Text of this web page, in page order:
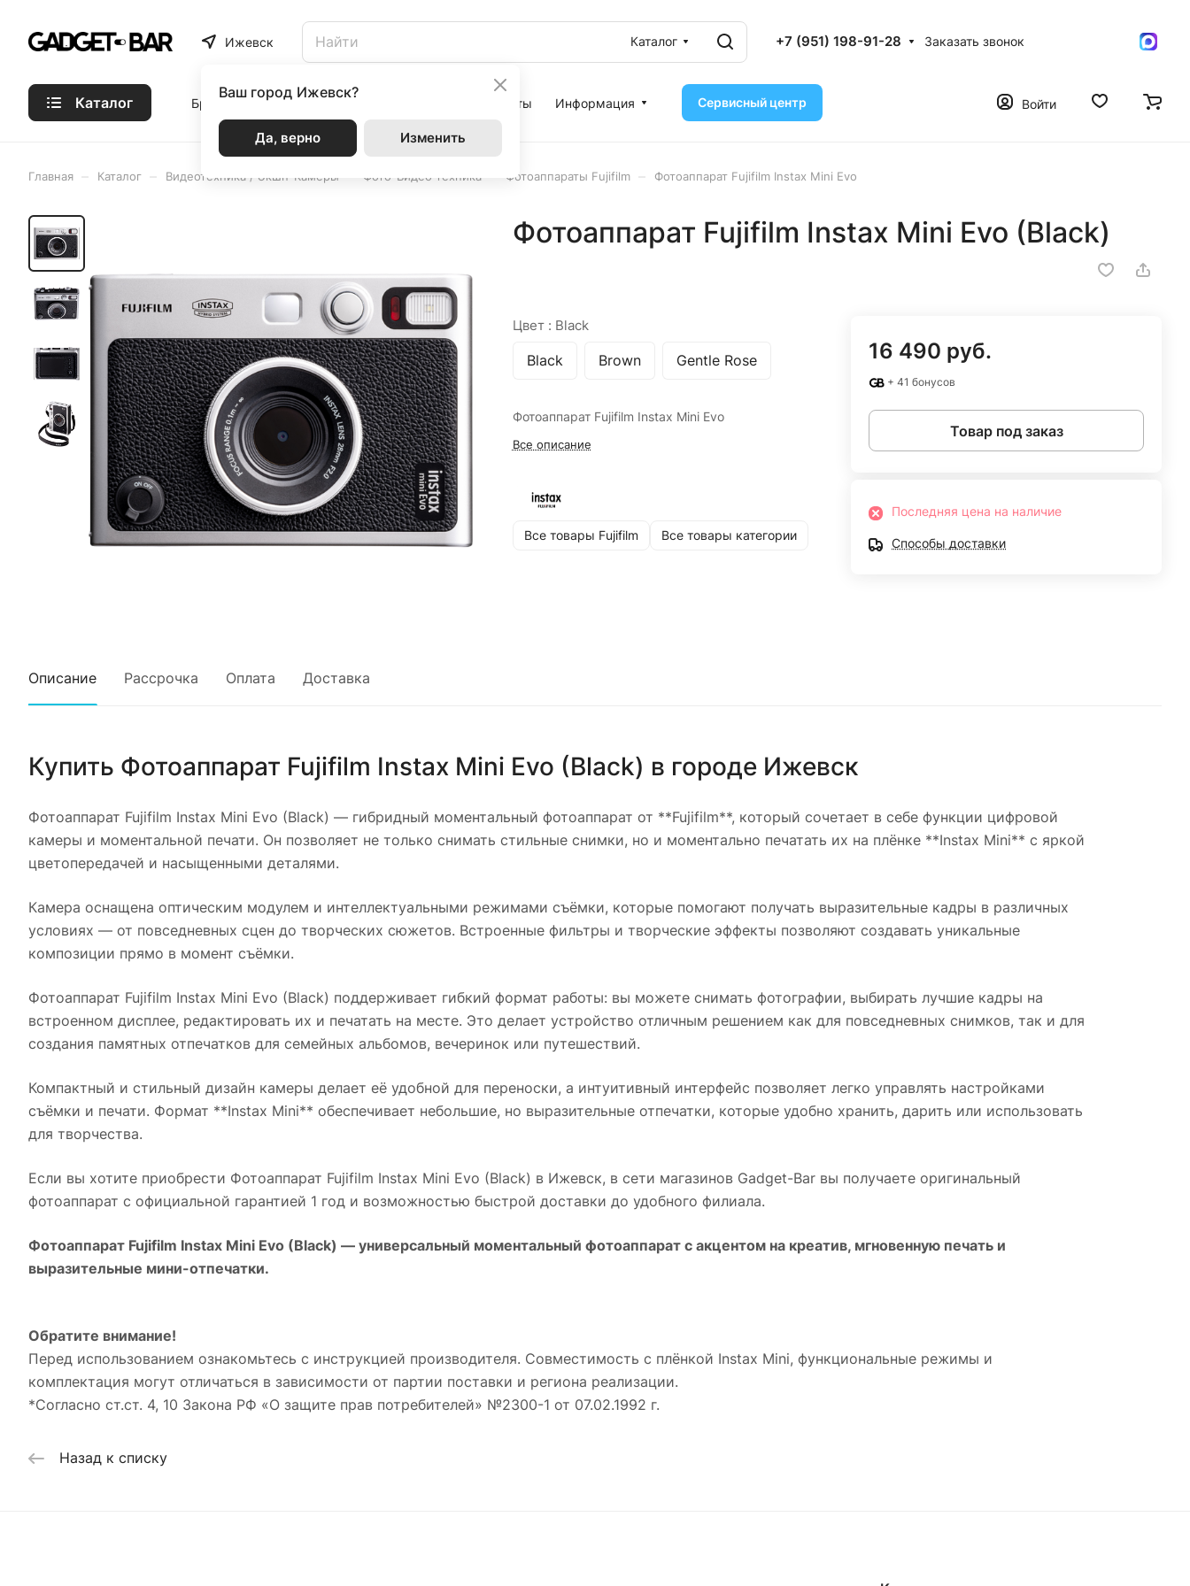
Ижевск
Ваш город Ижевск?
Да, верно Изменить
Каталог +7 (951) 198-91-28 Заказать звонок
Каталог Бренды Статьи Акции Контакты Информация Сервисный центр Войти
Главная Каталог Видеотехника / Экшн-Камеры Фото-Видео техника Фотоаппараты Fujifilm Фотоаппарат Fujifilm Instax Mini Evo
Фотоаппарат Fujifilm Instax Mini Evo (Black)
Цвет : Black
Black Brown Gentle Rose
Фотоаппарат Fujifilm Instax Mini Evo
Все описание
Все товары Fujifilm Все товары категории
16 490 руб.
+ 41 бонусов
Товар под заказ
Последняя цена на наличие
Способы доставки
Описание Рассрочка Оплата Доставка
Купить Фотоаппарат Fujifilm Instax Mini Evo (Black) в городе Ижевск
Фотоаппарат Fujifilm Instax Mini Evo (Black) — гибридный моментальный фотоаппарат от **Fujifilm**, который сочетает в себе функции цифровой
камеры и моментальной печати. Он позволяет не только снимать стильные снимки, но и моментально печатать их на плёнке **Instax Mini** с яркой
цветопередачей и насыщенными деталями.
Камера оснащена оптическим модулем и интеллектуальными режимами съёмки, которые помогают получать выразительные кадры в различных
условиях — от повседневных сцен до творческих сюжетов. Встроенные фильтры и творческие эффекты позволяют создавать уникальные
композиции прямо в момент съёмки.
Фотоаппарат Fujifilm Instax Mini Evo (Black) поддерживает гибкий формат работы: вы можете снимать фотографии, выбирать лучшие кадры на
встроенном дисплее, редактировать их и печатать на месте. Это делает устройство отличным решением как для повседневных снимков, так и для
создания памятных отпечатков для семейных альбомов, вечеринок или путешествий.
Компактный и стильный дизайн камеры делает её удобной для переноски, а интуитивный интерфейс позволяет легко управлять настройками
съёмки и печати. Формат **Instax Mini** обеспечивает небольшие, но выразительные отпечатки, которые удобно хранить, дарить или использовать
для творчества.
Если вы хотите приобрести Фотоаппарат Fujifilm Instax Mini Evo (Black) в Ижевск, в сети магазинов Gadget-Bar вы получаете оригинальный
фотоаппарат с официальной гарантией 1 год и возможностью быстрой доставки до удобного филиала.
Фотоаппарат Fujifilm Instax Mini Evo (Black) — универсальный моментальный фотоаппарат с акцентом на креатив, мгновенную печать и
выразительные мини-отпечатки.
Обратите внимание!
Перед использованием ознакомьтесь с инструкцией производителя. Совместимость с плёнкой Instax Mini, функциональные режимы и
комплектация могут отличаться в зависимости от партии поставки и региона реализации.
*Согласно ст.ст. 4, 10 Закона РФ «О защите прав потребителей» №2300-1 от 07.02.1992 г.
Назад к списку